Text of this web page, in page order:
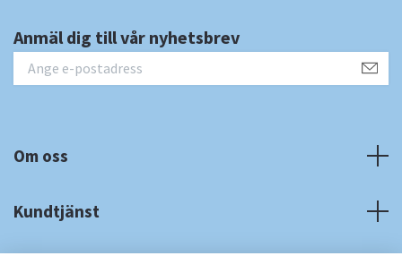
Anmäl dig till vår nyhetsbrev
Om oss
Kundtjänst